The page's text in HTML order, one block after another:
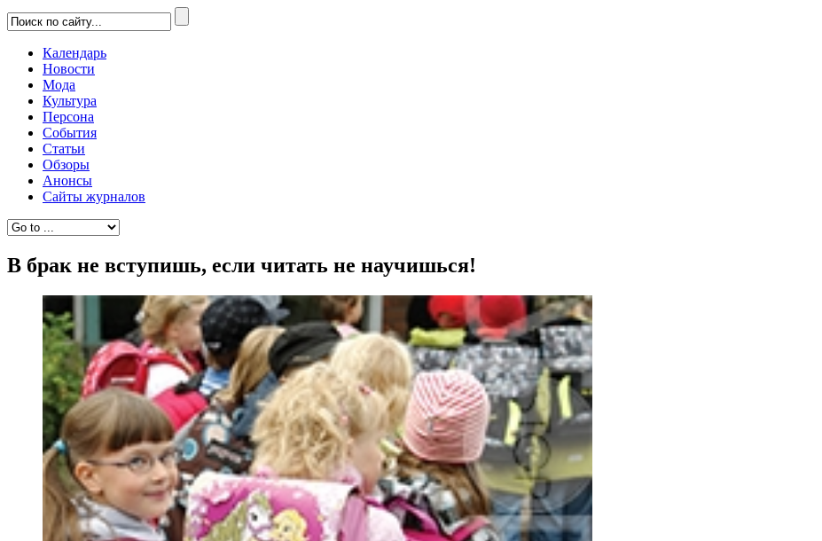
Календарь
Новости
Мода
Культура
Персона
События
Статьи
Обзоры
Анонсы
Сайты журналов
В брак не вступишь, если читать не научишься!